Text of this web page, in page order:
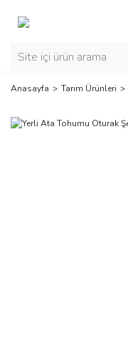
Anasayfa Tarım Ürünleri